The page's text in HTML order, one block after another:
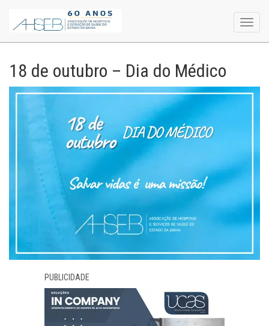
18 de outubro – Dia do Médico
PUBLICIDADE